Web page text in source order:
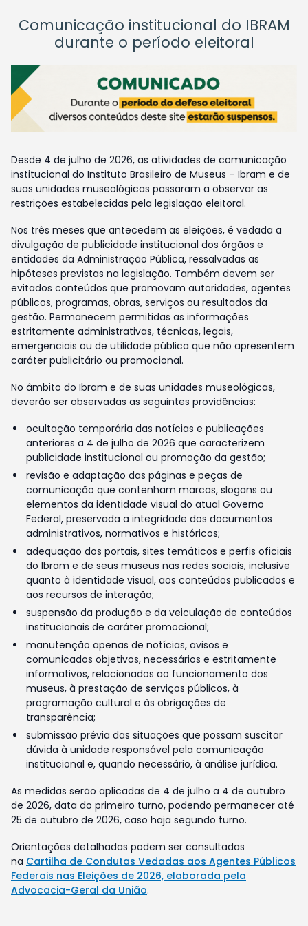
Comunicação institucional do IBRAM
durante o período eleitoral
Desde 4 de julho de 2026, as atividades de comunicação
institucional do Instituto Brasileiro de Museus – Ibram e de
suas unidades museológicas passaram a observar as
restrições estabelecidas pela legislação eleitoral.
Nos três meses que antecedem as eleições, é vedada a
divulgação de publicidade institucional dos órgãos e
entidades da Administração Pública, ressalvadas as
hipóteses previstas na legislação. Também devem ser
evitados conteúdos que promovam autoridades, agentes
públicos, programas, obras, serviços ou resultados da
gestão. Permanecem permitidas as informações
estritamente administrativas, técnicas, legais,
emergenciais ou de utilidade pública que não apresentem
caráter publicitário ou promocional.
No âmbito do Ibram e de suas unidades museológicas,
deverão ser observadas as seguintes providências:
ocultação temporária das notícias e publicações
anteriores a 4 de julho de 2026 que caracterizem
publicidade institucional ou promoção da gestão;
revisão e adaptação das páginas e peças de
comunicação que contenham marcas, slogans ou
elementos da identidade visual do atual Governo
Federal, preservada a integridade dos documentos
administrativos, normativos e históricos;
adequação dos portais, sites temáticos e perfis oficiais
do Ibram e de seus museus nas redes sociais, inclusive
quanto à identidade visual, aos conteúdos publicados e
aos recursos de interação;
suspensão da produção e da veiculação de conteúdos
institucionais de caráter promocional;
manutenção apenas de notícias, avisos e
comunicados objetivos, necessários e estritamente
informativos, relacionados ao funcionamento dos
museus, à prestação de serviços públicos, à
programação cultural e às obrigações de
transparência;
submissão prévia das situações que possam suscitar
dúvida à unidade responsável pela comunicação
institucional e, quando necessário, à análise jurídica.
As medidas serão aplicadas de 4 de julho a 4 de outubro
de 2026, data do primeiro turno, podendo permanecer até
25 de outubro de 2026, caso haja segundo turno.
Orientações detalhadas podem ser consultadas
na Cartilha de Condutas Vedadas aos Agentes Públicos
Federais nas Eleições de 2026, elaborada pela
Advocacia-Geral da União.